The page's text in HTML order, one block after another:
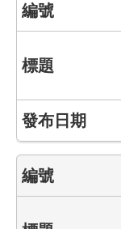
區
府
訊
公
開
網